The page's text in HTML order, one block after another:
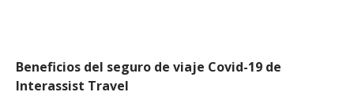
Beneficios del seguro de viaje Covid-19 de
Interassist Travel